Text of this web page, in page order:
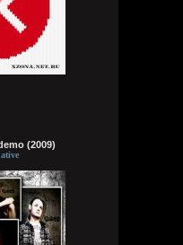
на сайте насру в
летятся
убьем
спою чтобы
короче это. Там
тамтам
(2009)